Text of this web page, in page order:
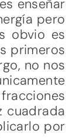
enseñar
pero
obvio es
primeros
no nos
cuadrada
por